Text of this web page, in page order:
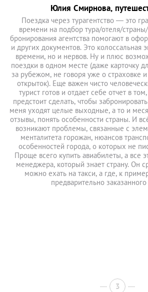
Юлия Смирнова,
Поездка через турагентство — это
времени на подбор тура/отеля/
бронирования агентства помогают в
и других документов. Это колоссальная
времени, но и нервов. Ну и плюс
поездки в одном месте (даже карточку
за рубежом, не говоря уже о страховке
открыток). Еще важен чисто
турист готов и отдает себе отчет в
предстоит сделать, чтобы
меня уходят целые выходные, а то и
отзывы, понять особенности страны. И
возникают проблемы, связанные с
менталитета горожан, нюансов
особенностей города, о которых не
Проще всего купить авиабилеты, а все
менеджера, который знает страну. Он
можно ехать на такси, а где, к
предварительно
3